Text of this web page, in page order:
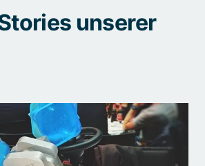
unserer